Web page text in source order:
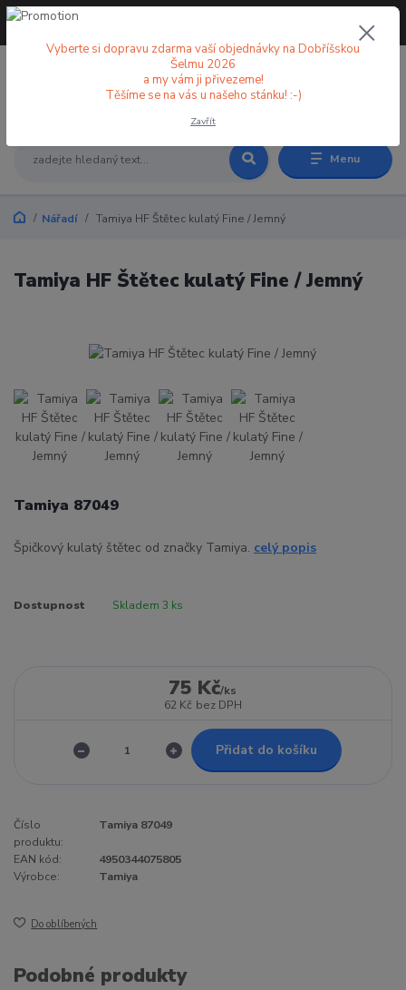
Menu
+420 773 998 582
Nářadí Tamiya HF Štětec kulatý Fine / Jemný
Tamiya HF Štětec kulatý Fine / Jemný
Tamiya 87049
Špičkový kulatý štětec od značky Tamiya. celý popis
Dostupnost Skladem 3 ks
75 Kč/ks
62 Kč bez DPH
Přidat do košíku
Číslo
produktu:
Tamiya 87049
EAN kód:
4950344075805
Výrobce:
Tamiya
Do oblíbených
Podobné produkty
Vyberte si dopravu zdarma vaší objednávky na Dobříšskou
Šelmu 2026
a my vám ji přivezeme!
Těšíme se na vás u našeho stánku! :-)
Zavřít